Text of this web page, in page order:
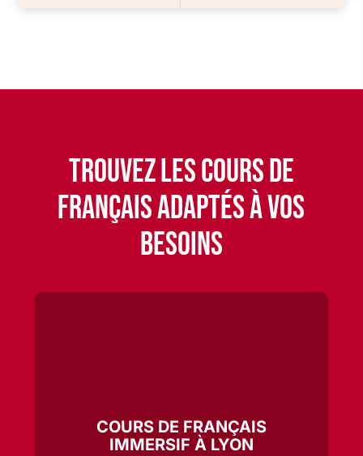
Trouvez les cours de
français adaptés à vos
besoins
COURS DE FRANÇAIS
IMMERSIF À LYON